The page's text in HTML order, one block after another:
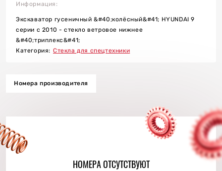
Информация:
Экскаватор гусеничный &#40;колёсный&#41; HYUNDAI 9
серии с 2010 - стекло ветровое нижнее
&#40;триплекс&#41;
Категория: Стекла для спецтехники
Номера производителя
НОМЕРА ОТСУТСТВУЮТ